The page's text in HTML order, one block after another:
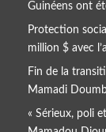
Guinéens ont
Protection
million $ avec
Fin de la
Mamadi
« Sérieux, poli